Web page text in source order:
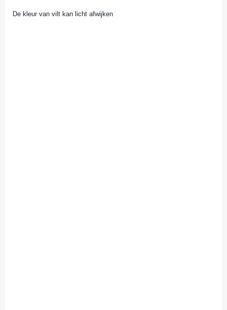
De kleur van vilt kan licht afwijken